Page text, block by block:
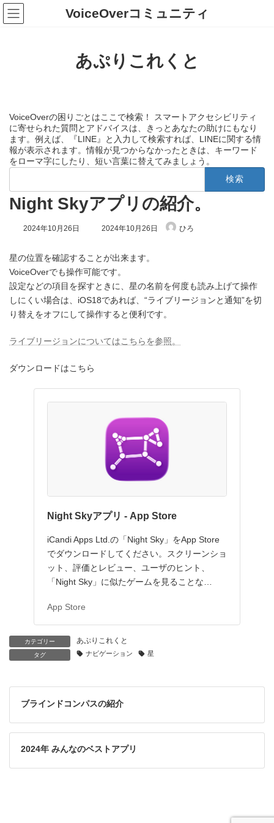
コ
ン
テ
ナ
ビ
ゲ
VoiceOverコミュニティ
あぷりこれくと
VoiceOverの困りごとはここで検索！ スマートアクセシビリティ
に寄せられた質問とアドバイスは、きっとあなたの助けにもなり
ます。例えば、『LINE』と入力して検索すれば、LINEに関する情
報が表示されます。情報が見つからなかったときは、キーワード
をローマ字にしたり、短い言葉に替えてみましょう。
検
Night Skyアプリの紹介。
2024年10月26日
最
新
時
:
2024年10月26日 ひろ
星の位置を確認することが出来ます。
VoiceOverでも操作可能です。
設定などの項目を探すときに、星の名前を何度も読み上げて操作
しにくい場合は、iOS18であれば、“ライブリージョンと通知”を切
り替えをオフにして操作すると便利です。
ライブリージョンについてはこちらを参照。
ダウンロードはこちら
‎Night Skyアプリ - App Store
iCandi Apps Ltd.の「Night Sky」をApp Store
でダウンロードしてください。スクリーンショ
ット、評価とレビュー、ユーザのヒント、
「Night Sky」に似たゲームを見ることな…
App Store
カテゴリー あぷりこれくと
タグ ナビゲーション 星
ブラインドコンパスの紹介
2024年 みんなのベストアプリ